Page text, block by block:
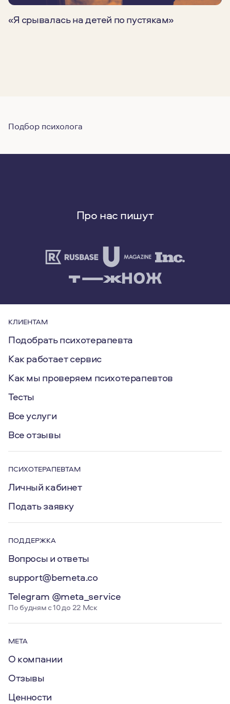
«Я срывалась на детей по пустякам»
Подбор психолога
Про нас пишут
КЛИЕНТАМ
Подобрать психотерапевта
Как работает сервис
Как мы проверяем психотерапевтов
Тесты
Все услуги
Все отзывы
ПСИХОТЕРАПЕВТАМ
Личный кабинет
Подать заявку
ПОДДЕРЖКА
Вопросы и ответы
support@bemeta.co
Telegram @meta_service
По будням с 10 до 22 Мск
МЕТА
О компании
Отзывы
Ценности